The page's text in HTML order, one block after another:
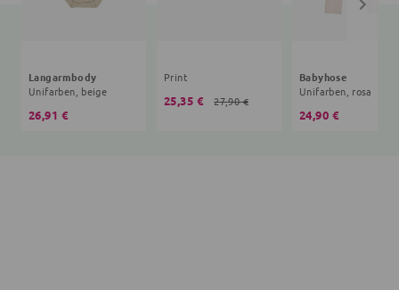
Langarmbody
Unifarben, beige
26,91 €
Print
25,35 € 27,90 €
Babyhose
Unifarben, rosa
24,90 €